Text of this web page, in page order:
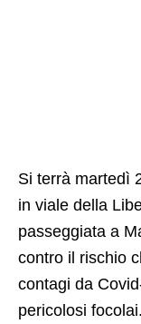
Si terrà martedì
in viale della
passeggiata a
contro il rischio
contagi da
pericolosi focolai.